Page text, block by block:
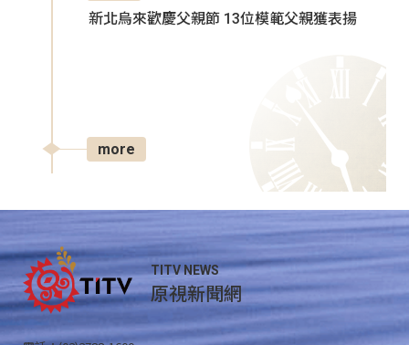
新北烏來歡慶父親節 13位模範父親獲表揚
more
TITV NEWS
原視新聞網